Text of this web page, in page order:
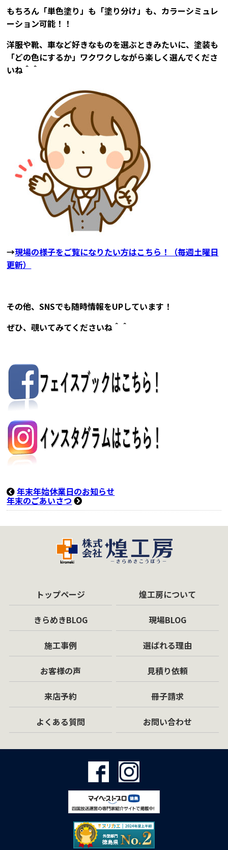
もちろん「単色塗り」も「塗り分け」も、カラーシミュレ
ーション可能！！
洋服や靴、車など好きなものを選ぶときみたいに、塗装も
「どの色にするか」ワクワクしながら楽しく選んでくださ
いね＾＾
→現場の様子をご覧になりたい方はこちら！（毎週土曜日
更新）
その他、SNSでも随時情報をUPしています！
ぜひ、覗いてみてくださいね＾＾
年末年始休業日のお知らせ
年末のごあいさつ
トップページ 煌工房について
きらめきBLOG 現場BLOG
施工事例 選ばれる理由
お客様の声 見積り依頼
来店予約 冊子請求
よくある質問 お問い合わせ